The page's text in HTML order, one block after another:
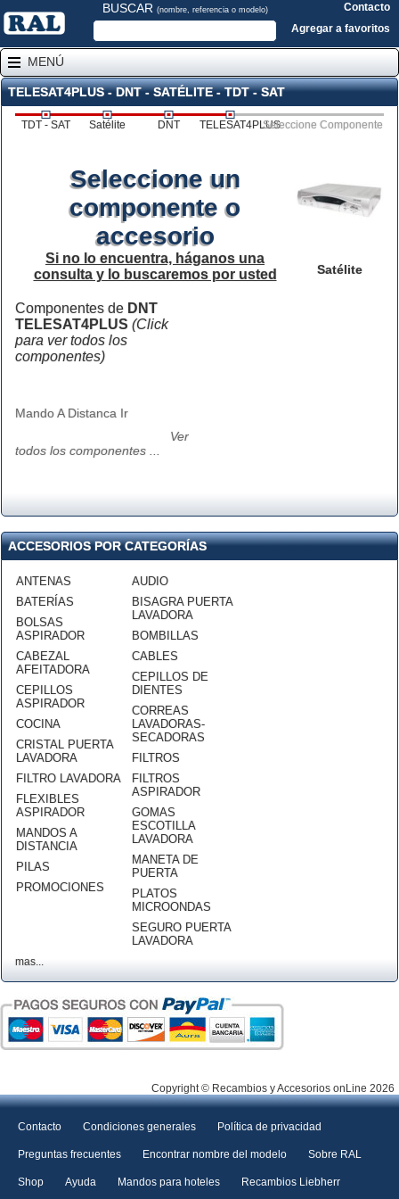
BUSCAR (nombre, referencia o modelo)
Contacto
Agregar a favoritos
MENÚ
TELESAT4PLUS - DNT - SATÉLITE - TDT - SAT
TDT - SAT Satélite DNT TELESAT4PLUSSeleccione Componente
Satélite
Seleccione un
componente o
accesorio
Si no lo encuentra, háganos una
consulta y lo buscaremos por usted
Componentes de DNT
TELESAT4PLUS (Click
para ver todos los
componentes)
Mando A Distanca Ir
Ver
todos los componentes ...
ACCESORIOS POR CATEGORÍAS
ANTENAS
BATERÍAS
BOLSAS
ASPIRADOR
CABEZAL
AFEITADORA
CEPILLOS
ASPIRADOR
COCINA
CRISTAL PUERTA
LAVADORA
FILTRO LAVADORA
FLEXIBLES
ASPIRADOR
MANDOS A
DISTANCIA
PILAS
PROMOCIONES
AUDIO
BISAGRA PUERTA
LAVADORA
BOMBILLAS
CABLES
CEPILLOS DE
DIENTES
CORREAS
LAVADORAS-
SECADORAS
FILTROS
FILTROS
ASPIRADOR
GOMAS
ESCOTILLA
LAVADORA
MANETA DE
PUERTA
PLATOS
MICROONDAS
SEGURO PUERTA
LAVADORA
mas...
Copyright © Recambios y Accesorios onLine 2026
Contacto Condiciones generales Política de privacidad
Preguntas frecuentes Encontrar nombre del modelo Sobre RAL
Shop Ayuda Mandos para hoteles Recambios Liebherr